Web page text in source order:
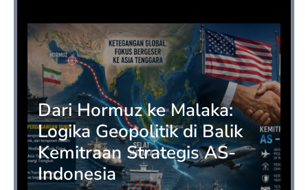
Dari Hormuz ke Malaka:
Logika Geopolitik di Balik
Kemitraan Strategis AS-
Indonesia